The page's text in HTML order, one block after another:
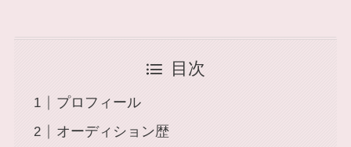
目次
プロフィール
オーディション歴